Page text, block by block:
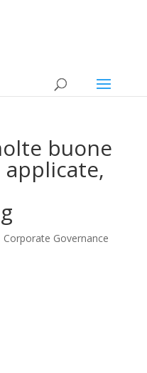
buone
applicate,
Corporate Governance